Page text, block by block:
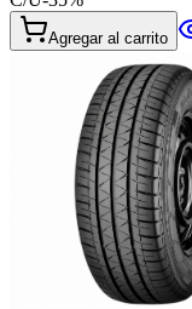
Agregar al carrito